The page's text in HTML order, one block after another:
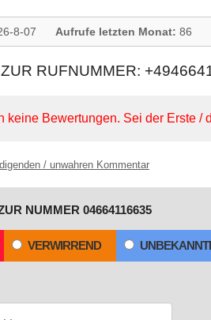
8-07 Aufrufe letzten Monat: 86
RUFNUMMER:
keine Bewertungen. Sei der Erste /
/ unwahren Kommentar
NUMMER 04664116635
VERWIRREND